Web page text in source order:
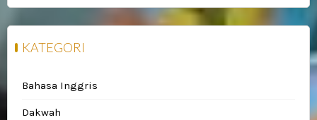
KATEGORI
Bahasa Inggris
Dakwah